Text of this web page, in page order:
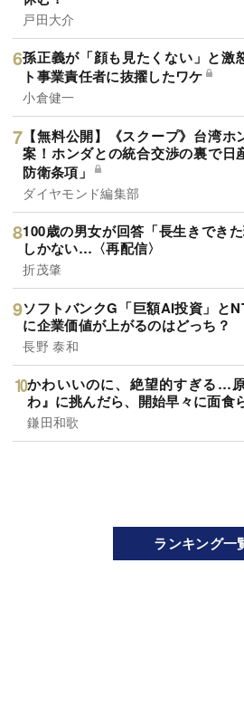
戸田大介
孫正義が「顔も見たくない」と激
ト事業責任者に抜擢したワケ
小倉健一
【無料公開】《スクープ》台湾
案！ホンダとの統合交渉の裏で日
防衛条項」
ダイヤモンド編集部
100歳の男女が回答「長生きでき
しかない…〈再配信〉
折茂肇
ソフトバンクG「巨額AI投資」と
に企業価値が上がるのはどっち？
長野 泰和
かわいいのに、絶望的すぎる…
わ』に挑んだら、開始早々に面食
鎌田和歌
ランキング一